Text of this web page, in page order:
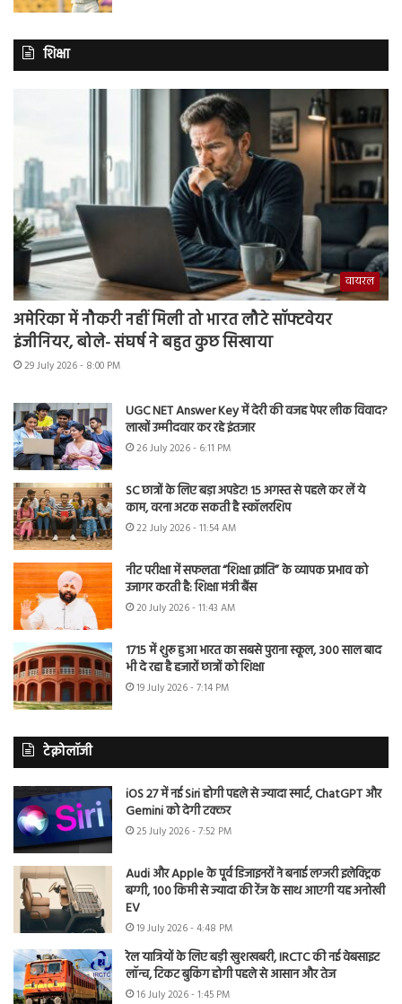
शिक्षा
वायरल
अमेरिका में नौकरी नहीं मिली तो भारत लौटे सॉफ्टवेयर
इंजीनियर, बोले- संघर्ष ने बहुत कुछ सिखाया
29 July 2026 - 8:00 PM
UGC NET Answer Key में देरी की वजह पेपर लीक विवाद?
लाखों उम्मीदवार कर रहे इंतजार
26 July 2026 - 6:11 PM
SC छात्रों के लिए बड़ा अपडेट! 15 अगस्त से पहले कर लें ये
काम, वरना अटक सकती है स्कॉलरशिप
22 July 2026 - 11:54 AM
नीट परीक्षा में सफलता “शिक्षा क्रांति” के व्यापक प्रभाव को
उजागर करती है: शिक्षा मंत्री बैंस
20 July 2026 - 11:43 AM
1715 में शुरू हुआ भारत का सबसे पुराना स्कूल, 300 साल बाद
भी दे रहा है हजारों छात्रों को शिक्षा
19 July 2026 - 7:14 PM
टेक्नोलॉजी
iOS 27 में नई Siri होगी पहले से ज्यादा स्मार्ट, ChatGPT और
Gemini को देगी टक्कर
25 July 2026 - 7:52 PM
Audi और Apple के पूर्व डिजाइनरों ने बनाई लग्जरी इलेक्ट्रिक
बग्गी, 100 किमी से ज्यादा की रेंज के साथ आएगी यह अनोखी
EV
19 July 2026 - 4:48 PM
रेल यात्रियों के लिए बड़ी खुशखबरी, IRCTC की नई वेबसाइट
लॉन्च, टिकट बुकिंग होगी पहले से आसान और तेज
16 July 2026 - 1:45 PM